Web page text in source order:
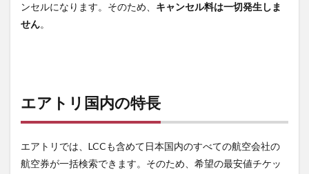
ンセルになります。そのため、 キャンセル料は一切発生しま
せん。
エアトリ国内の特長
エアトリでは、LCCも含めて日本国内のすべての航空会社の
航空券が一括検索できます。そのため、希望の最安値チケッ